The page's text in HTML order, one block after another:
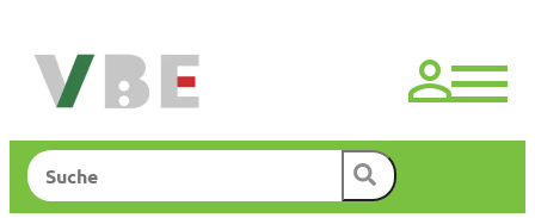
springen
Suchen